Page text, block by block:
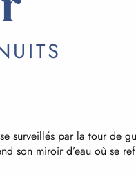
surveillés par la tour de
son miroir d’eau où se